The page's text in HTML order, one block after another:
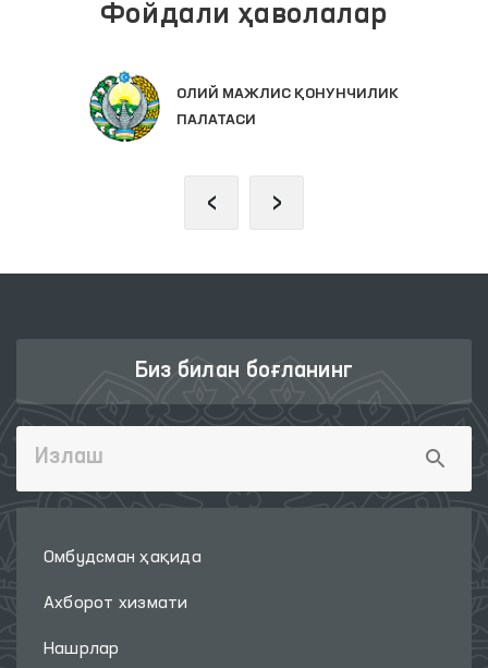
Фойдали ҳаволалар
ОЛИЙ МАЖЛИС ҚОНУНЧИЛИК
ПАЛАТАСИ
‹ ›
Биз билан боғланинг
Омбудсман ҳақида
Ахборот хизмати
Нашрлар